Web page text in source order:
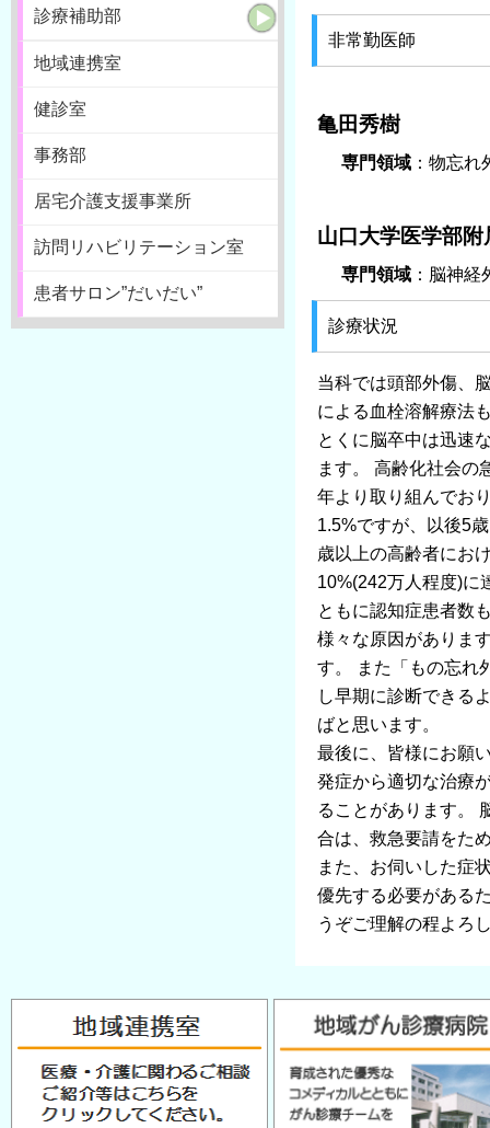
診療補助部
地域連携室
健診室
事務部
居宅介護支援事業所
訪問リハビリテーション室
患者サロン”だいだい”
非常勤医師
亀田秀樹
専門領域 ：物忘れ
山口大学医学部
専門領域 ：脳神経
診療状況
当科では頭部外傷、
による血栓溶解療法
とくに脳卒中は迅速
ます。 高齢化社会の
年より取り組んでお
1.5%ですが、以後5
歳以上の高齢者にお
10%(242万人程度)に
ともに認知症患者数
様々な原因がありま
す。 また「もの忘れ
し早期に診断できる
ばと思います。
最後に、皆様にお願
発症から適切な治療
ることがあります。
合は、救急要請をた
また、お伺いした症
優先する必要がある
うぞご理解の程よろ